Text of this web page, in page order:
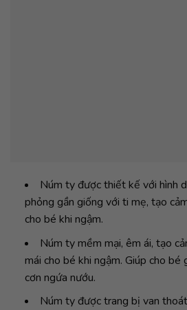
Núm ty được thiết kế với hình
phỏng gần giống với ti mẹ, tạo
cho bé khi ngậm.
Núm ty mềm mại, êm ái, tạo
mái cho bé khi ngậm. Giúp cho bé
cơn ngứa nướu.
Núm ty được trang bị van